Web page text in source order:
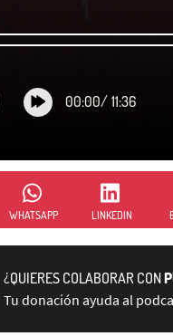
00:00/ 11:36
WHATSAPP LINKEDIN
¿QUIERES COLABORAR CON
Tu donación ayuda al